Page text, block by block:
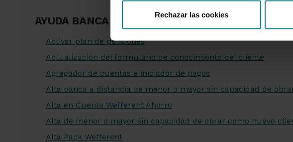
Rechazar las cookies
AYUDA BANCA ELECTRÓNICA
Activar plan de pensiones
Actualización del formulario de conocimiento del cliente
Agregador de cuentas e iniciador de pagos
Alta banca a distancia de menor o mayor sin capacidad de
Alta en Cuenta Wefferent Ahorro
Alta de menor o mayor sin capacidad de obrar como nuevo
Alta Pack Wefferent